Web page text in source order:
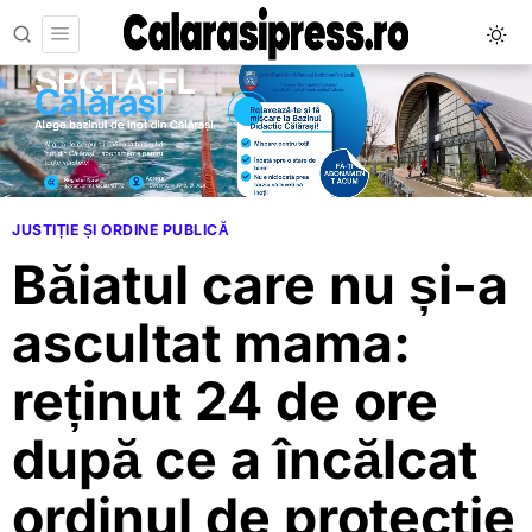
JUSTIȚIE ȘI ORDINE PUBLICĂ
Băiatul care nu și-a
ascultat mama:
reținut 24 de ore
după ce a încălcat
ordinul de protecție